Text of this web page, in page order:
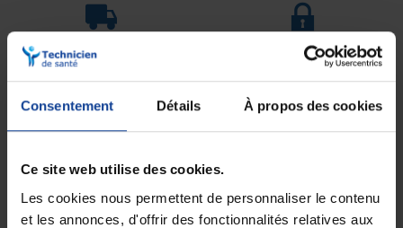
Consentement Détails À propos des cookies
Ce site web utilise des cookies.
Les cookies nous permettent de personnaliser le contenu
et les annonces, d'offrir des fonctionnalités relatives aux
En magasin Technicien de santé
En France à domicile à partir de 99€
d'achats
Paiement sécurisé
Paiement en ligne 100% sécurisé par
carte bancaire ou Paypal
Expédition
soignée et discrète
Lundi au jeudi : 9h à 12h30 - 13h30 à
18h
Le vendredi jusqu'à 17h